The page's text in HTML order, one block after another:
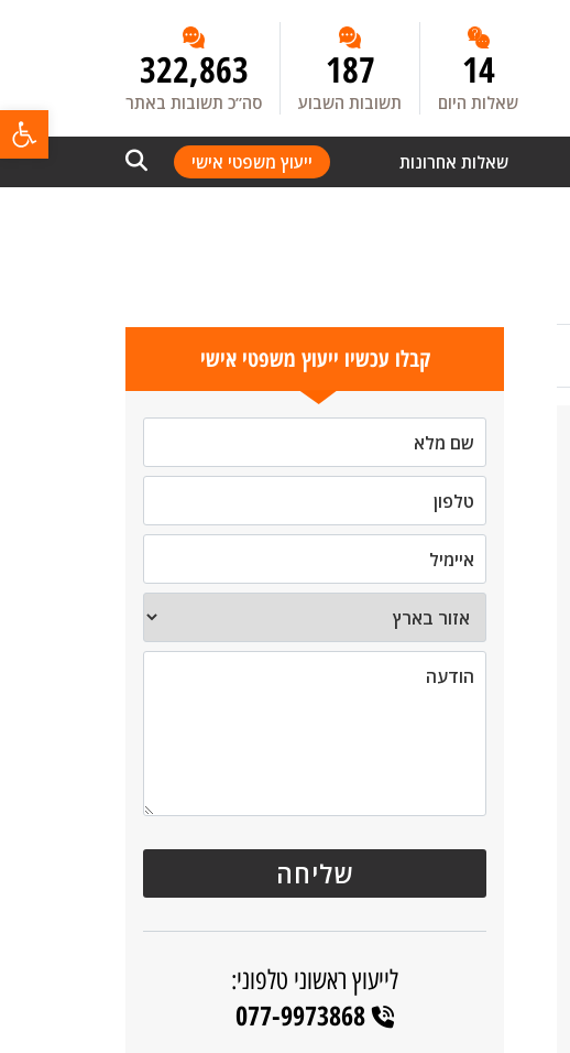
14
שאלות היום
187
תשובות השבוע
322,863
סה”כ תשובות באתר
שאלות אחרונות ייעוץ משפטי אישי
קבלו עכשיו ייעוץ משפטי אישי
לייעוץ ראשוני טלפוני:
077-9973868